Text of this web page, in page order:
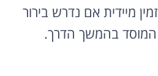
מיידית אם נדרש בירור
המוסד בהמשך הדרך.